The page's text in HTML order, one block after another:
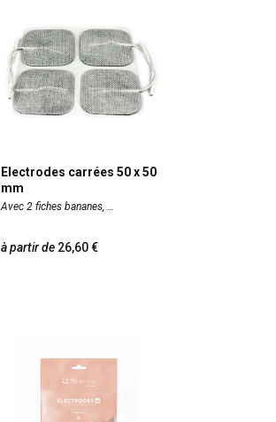
Electrodes carrées 50 x 50
mm
Avec 2 fiches bananes,
à partir de26,60